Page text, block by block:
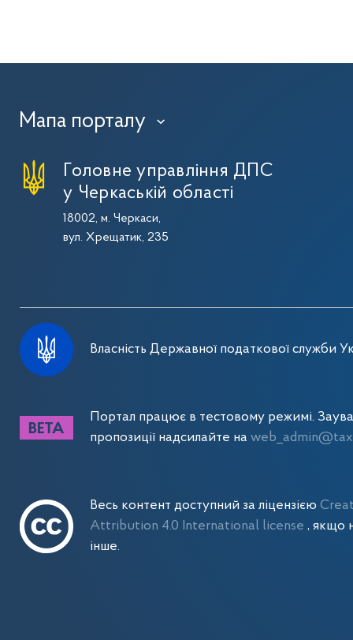
Мапа порталу ›
Головне управління ДПС
у Черкаській області
18002, м. Черкаси,
вул. Хрещатик, 235
Власність Державної податкової служби
Портал працює в тестовому режимі.
пропозиції надсилайте на
Весь контент доступний за ліцензією
Attribution 4.0 International license, якщо
інше.